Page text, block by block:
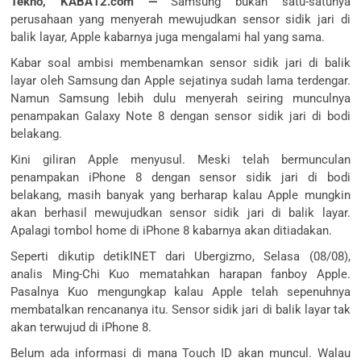
perusahaan yang menyerah mewujudkan sensor sidik jari di
balik layar, Apple kabarnya juga mengalami hal yang sama.
Kabar soal ambisi membenamkan sensor sidik jari di balik
layar oleh Samsung dan Apple sejatinya sudah lama terdengar.
Namun Samsung lebih dulu menyerah seiring munculnya
penampakan Galaxy Note 8 dengan sensor sidik jari di bodi
belakang.
Kini giliran Apple menyusul. Meski telah bermunculan
penampakan iPhone 8 dengan sensor sidik jari di bodi
belakang, masih banyak yang berharap kalau Apple mungkin
akan berhasil mewujudkan sensor sidik jari di balik layar.
Apalagi tombol home di iPhone 8 kabarnya akan ditiadakan.
Seperti dikutip detikINET dari Ubergizmo, Selasa (08/08),
analis Ming-Chi Kuo mematahkan harapan fanboy Apple.
Pasalnya Kuo mengungkap kalau Apple telah sepenuhnya
membatalkan rencananya itu. Sensor sidik jari di balik layar tak
akan terwujud di iPhone 8.
Belum ada informasi di mana Touch ID akan muncul. Walau